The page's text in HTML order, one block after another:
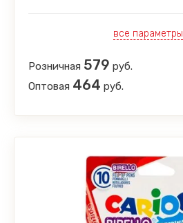
все параметры
Розничная 579 руб.
Оптовая 464 руб.